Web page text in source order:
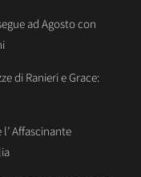
ad Agosto con
di Ranieri e Grace:
Affascinante